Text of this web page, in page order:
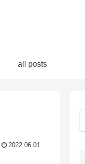
all posts
2022.06.01